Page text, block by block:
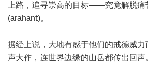
上路，追寻崇高的目标——究竟解脱痛
(arahant)。
据经上说，大地有感于他们的戒德威
声大作，连世界边缘的山岳都传出回声